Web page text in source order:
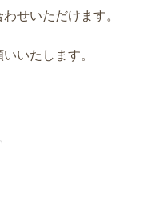
せいただけます。
いたします。